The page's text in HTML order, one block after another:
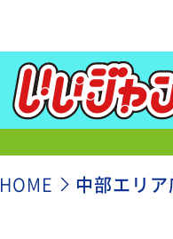
HOME 中部エリア